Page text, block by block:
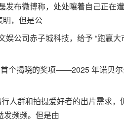
布微博称，处处嚷着自己正在
明，但是公
公司赤子城科技，给予 “跑赢大
个揭晓的奖项——2025 年诺贝
群和拍摄爱好者的出片需求，
发频频。但是由